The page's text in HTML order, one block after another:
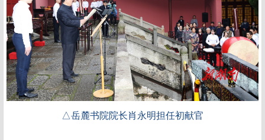
△岳麓书院院长肖永明担任初献官